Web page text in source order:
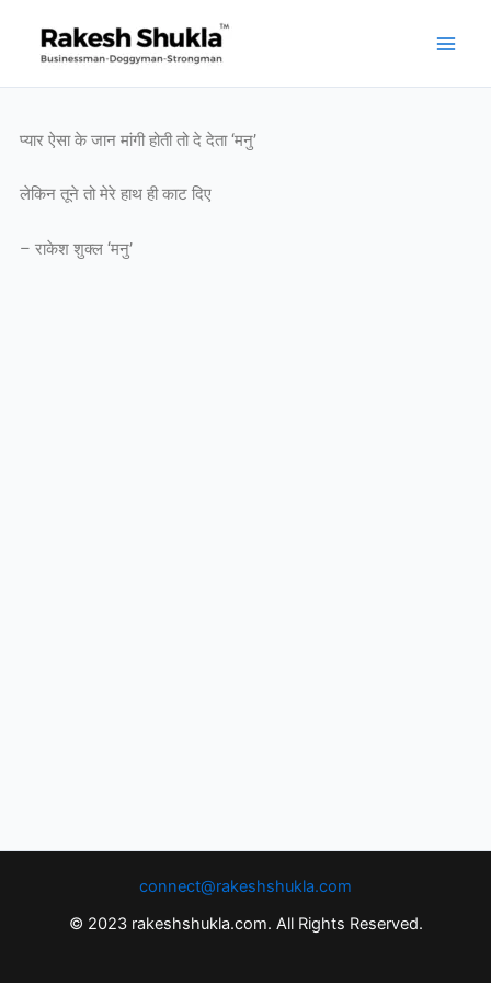
content
प्यार ऐसा के जान मांगी होती तो दे देता ‘मनु’
लेकिन तूने तो मेरे हाथ ही काट दिए
– राकेश शुक्ल ‘मनु’
connect@rakeshshukla.com
© 2023 rakeshshukla.com. All Rights Reserved.